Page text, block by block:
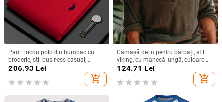
Paul Tricou polo din bumbac cu
broderie, stil business casual,
croială slim, mărime mare, pentru
bărbați de vârstă mijlocie, model
Z88323
206.93 Lei
add_shopping_cart
Cămașă de in pentru bărbați, stil
viking, cu mânecă lungă, culoare
pură, decolteu în V, stil subțire,
124.71 Lei
add_shopping_cart